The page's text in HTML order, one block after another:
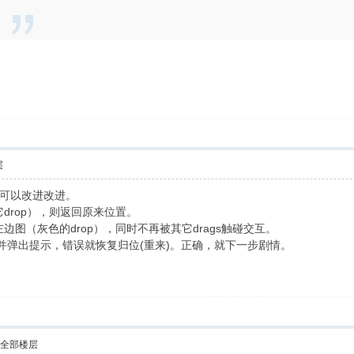
以改进改进。
），则返回原来位置。
图（灰色的drop），同时不再被其它drags触碰交互。
出提示，错误就恢复归位(重来)。正确，就下一步剧情。
部楼层